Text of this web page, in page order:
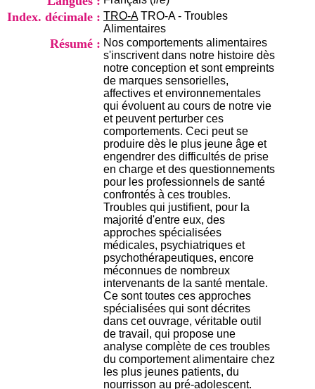
Index. décimale : TRO-A TRO-A - Troubles
Alimentaires
Résumé : Nos comportements alimentaires
s'inscrivent dans notre histoire dès
notre conception et sont empreints
de marques sensorielles,
affectives et environnementales
qui évoluent au cours de notre vie
et peuvent perturber ces
comportements. Ceci peut se
produire dès le plus jeune âge et
engendrer des difficultés de prise
en charge et des questionnements
pour les professionnels de santé
confrontés à ces troubles.
Troubles qui justifient, pour la
majorité d'entre eux, des
approches spécialisées
médicales, psychiatriques et
psychothérapeutiques, encore
méconnues de nombreux
intervenants de la santé mentale.
Ce sont toutes ces approches
spécialisées qui sont décrites
dans cet ouvrage, véritable outil
de travail, qui propose une
analyse complète de ces troubles
du comportement alimentaire chez
les plus jeunes patients, du
nourrisson au pré-adolescent.
A
R
h
ô
n
e
-
A
l
p
e
s
C
e
n
t
r
e
H
o
s
p
i
t
a
l
i
e
r
l